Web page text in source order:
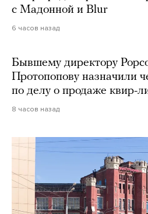
с Мадонной и Blur
6 часов назад
Бывшему директору
Протопопову назначили
по делу о продаже квир-
8 часов назад